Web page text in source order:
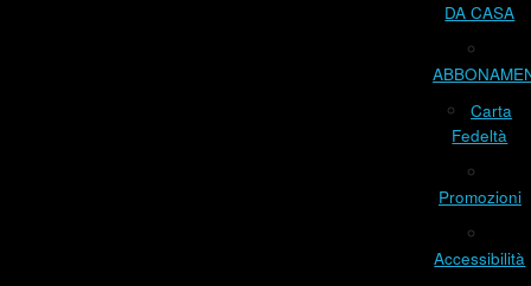
DA CASA
Carta
Fedeltà
Promozioni
Accessibilità